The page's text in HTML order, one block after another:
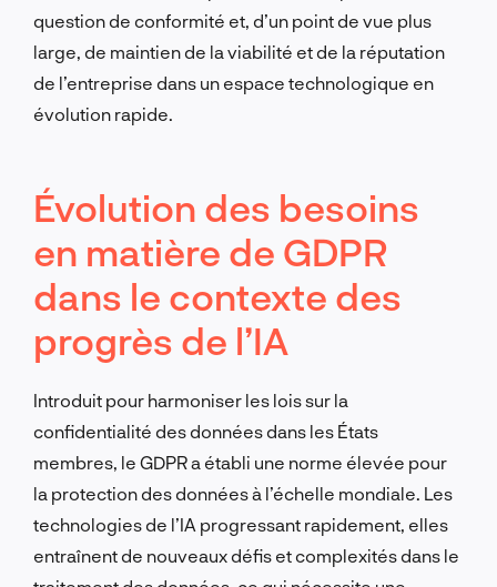
question de conformité et, d’un point de vue plus
large, de maintien de la viabilité et de la réputation
de l’entreprise dans un espace technologique en
évolution rapide.
Évolution des besoins
en matière de GDPR
dans le contexte des
progrès de l’IA
Introduit pour harmoniser les lois sur la
confidentialité des données dans les États
membres, le GDPR a établi une norme élevée pour
la protection des données à l’échelle mondiale. Les
technologies de l’IA progressant rapidement, elles
entraînent de nouveaux défis et complexités dans le